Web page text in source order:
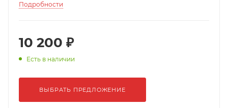
Подробности
10 200 ₽
Есть в наличии
ВЫБРАТЬ ПРЕДЛОЖЕНИЕ